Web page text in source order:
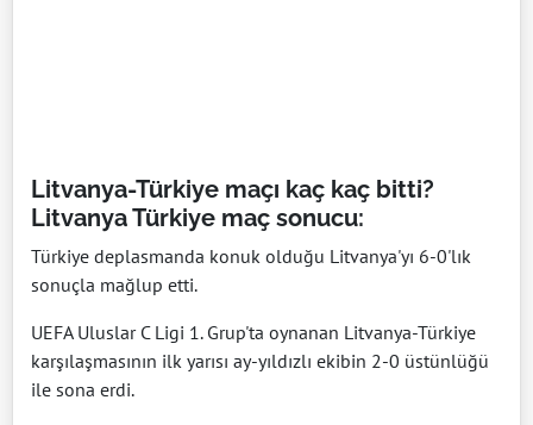
Litvanya-Türkiye maçı kaç kaç bitti?
Litvanya Türkiye maç sonucu:
Türkiye deplasmanda konuk olduğu Litvanya'yı 6-0'lık
sonuçla mağlup etti.
UEFA Uluslar C Ligi 1. Grup'ta oynanan Litvanya-Türkiye
karşılaşmasının ilk yarısı ay-yıldızlı ekibin 2-0 üstünlüğü
ile sona erdi.